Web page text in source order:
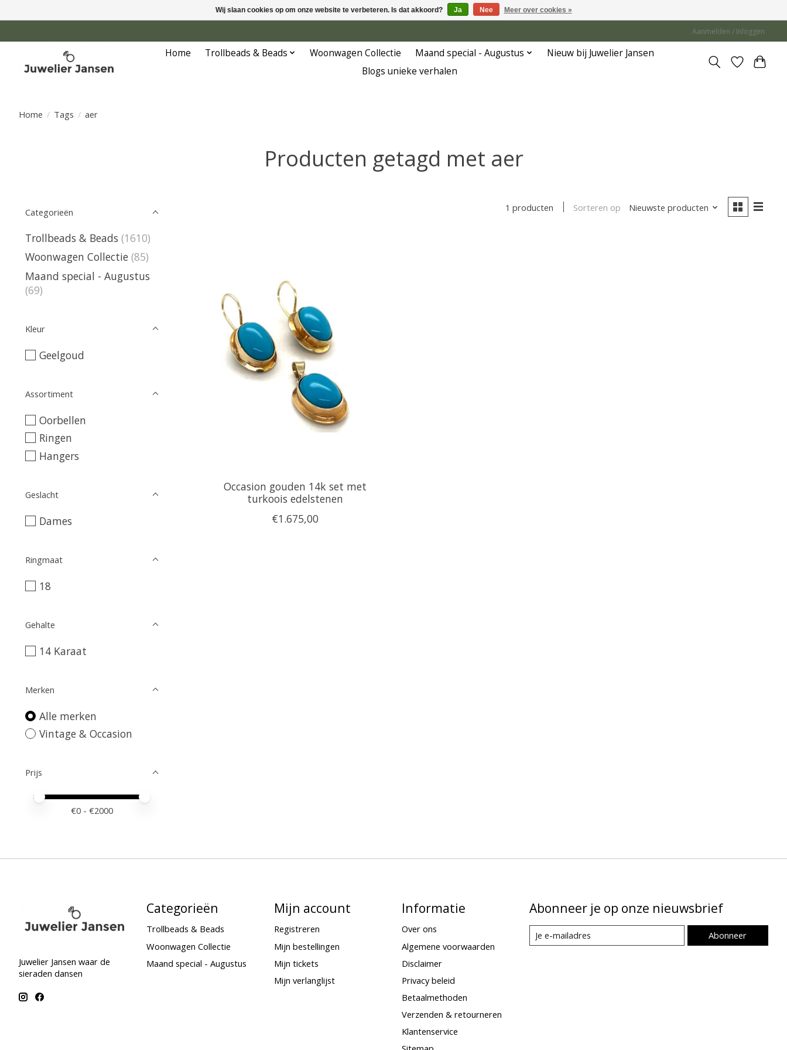
Aanmelden / Inloggen
Home Trollbeads & Beads Woonwagen Collectie Maand special - Augustus
Nieuw bij Juwelier Jansen
Blogs unieke verhalen
Home / Tags / aer
Producten getagd met aer
Categorieën
Trollbeads & Beads (1610)
Woonwagen Collectie (85)
Maand special - Augustus
(69)
Kleur
Geelgoud
Assortiment
Oorbellen
Ringen
Hangers
Geslacht
Dames
Ringmaat
18
Gehalte
14 Karaat
Merken
Alle merken
Vintage & Occasion
Prijs
Minimale prijswaarde
Price maximum value
€0 - €2000
1 producten Sorteren op Nieuwste producten
Occasion gouden 14k set met
turkoois edelstenen
€1.675,00
Juwelier Jansen waar de
sieraden dansen
Categorieën
Trollbeads & Beads
Woonwagen Collectie
Maand special - Augustus
Mijn account
Registreren
Mijn bestellingen
Mijn tickets
Mijn verlanglijst
Informatie
Over ons
Algemene voorwaarden
Disclaimer
Privacy beleid
Betaalmethoden
Verzenden & retourneren
Klantenservice
Abonneer je op onze nieuwsbrief
Abonneer
Wij slaan cookies op om onze website te verbeteren. Is dat akkoord? Ja Nee Meer over cookies »